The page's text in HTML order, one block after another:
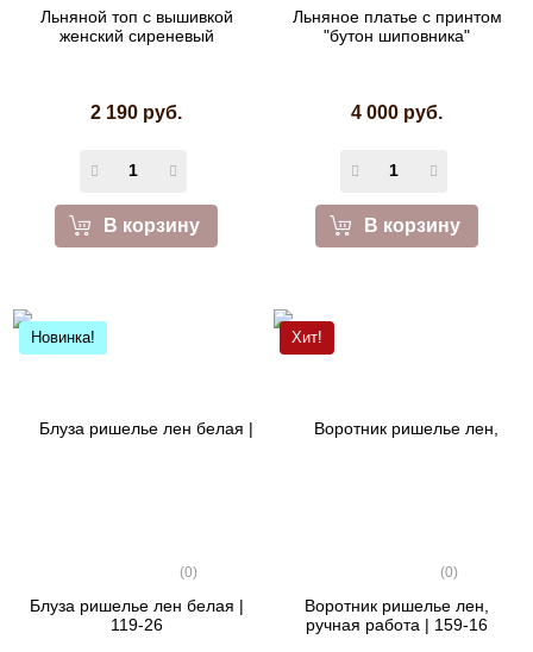
Льняной топ с вышивкой
женский сиреневый
2 190 руб.
В корзину
Льняное платье с принтом
"бутон шиповника"
4 000 руб.
В корзину
Новинка!
(0)
Блуза ришелье лен белая |
119-26
Хит!
(0)
Воротник ришелье лен,
ручная работа | 159-16